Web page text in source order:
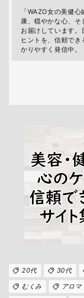
「WAZO女の美健
康、穏やかな心、そ
お届けしています
ヒントを、信頼で
かりやすく発信中。
20代 30代
むくみ アロマ